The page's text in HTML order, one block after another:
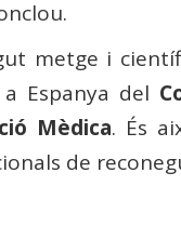
metge i
Espanya del
Mèdica. És
de